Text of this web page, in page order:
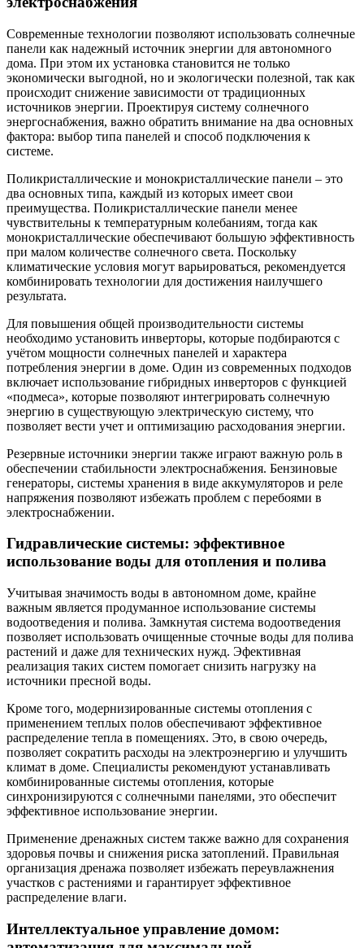
Современные технологии позволяют использовать солнечные
панели как надежный источник энергии для автономного
дома. При этом их установка становится не только
экономически выгодной, но и экологически полезной, так как
происходит снижение зависимости от традиционных
источников энергии. Проектируя систему солнечного
энергоснабжения, важно обратить внимание на два основных
фактора: выбор типа панелей и способ подключения к
системе.
Поликристаллические и монокристаллические панели – это
два основных типа, каждый из которых имеет свои
преимущества. Поликристаллические панели менее
чувствительны к температурным колебаниям, тогда как
монокристаллические обеспечивают большую эффективность
при малом количестве солнечного света. Поскольку
климатические условия могут варьироваться, рекомендуется
комбинировать технологии для достижения наилучшего
результата.
Для повышения общей производительности системы
необходимо установить инверторы, которые подбираются с
учётом мощности солнечных панелей и характера
потребления энергии в доме. Один из современных подходов
включает использование гибридных инверторов с функцией
«подмеса», которые позволяют интегрировать солнечную
энергию в существующую электрическую систему, что
позволяет вести учет и оптимизацию расходования энергии.
Резервные источники энергии также играют важную роль в
обеспечении стабильности электроснабжения. Бензиновые
генераторы, системы хранения в виде аккумуляторов и реле
напряжения позволяют избежать проблем с перебоями в
электроснабжении.
Гидравлические системы: эффективное
использование воды для отопления и полива
Учитывая значимость воды в автономном доме, крайне
важным является продуманное использование системы
водоотведения и полива. Замкнутая система водоотведения
позволяет использовать очищенные сточные воды для полива
растений и даже для технических нужд. Эфективная
реализация таких систем помогает снизить нагрузку на
источники пресной воды.
Кроме того, модернизированные системы отопления с
применением теплых полов обеспечивают эффективное
распределение тепла в помещениях. Это, в свою очередь,
позволяет сократить расходы на электроэнергию и улучшить
климат в доме. Специалисты рекомендуют устанавливать
комбинированные системы отопления, которые
синхронизируются с солнечными панелями, это обеспечит
эффективное использование энергии.
Применение дренажных систем также важно для сохранения
здоровья почвы и снижения риска затоплений. Правильная
организация дренажа позволяет избежать переувлажнения
участков с растениями и гарантирует эффективное
распределение влаги.
Интеллектуальное управление домом: